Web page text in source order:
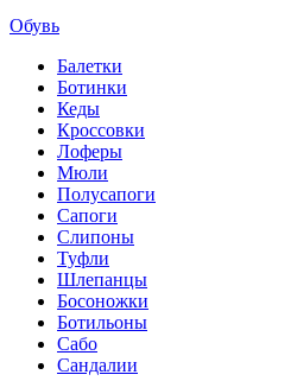
Обувь
Балетки
Ботинки
Кеды
Кроссовки
Лоферы
Мюли
Полусапоги
Сапоги
Слипоны
Туфли
Шлепанцы
Босоножки
Ботильоны
Сабо
Сандалии